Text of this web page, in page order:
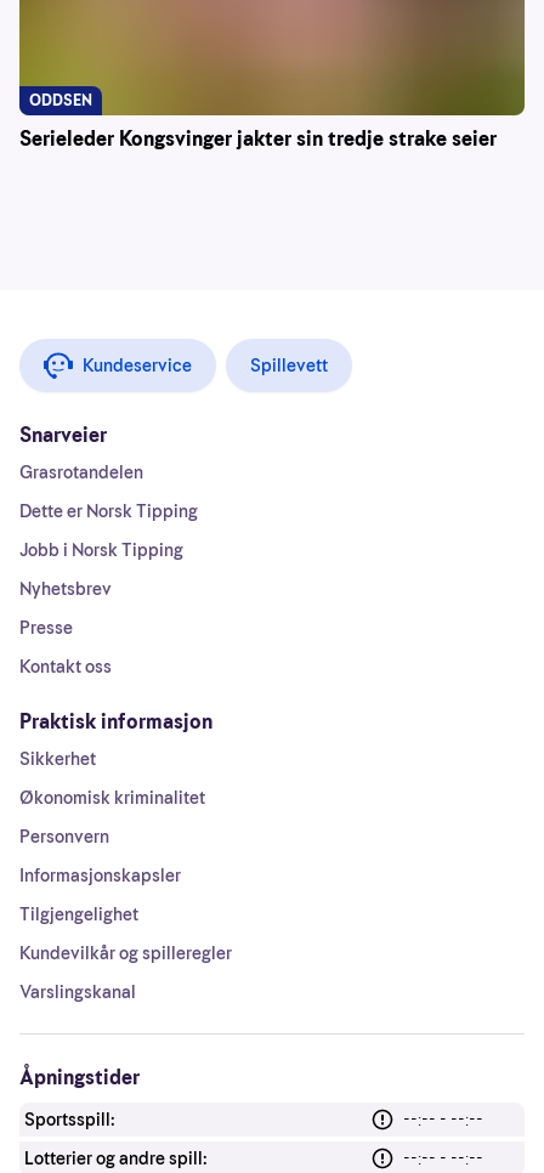
Serieleder Kongsvinger jakter sin tredje strake seier
ODDSEN
Kundeservice Spillevett
Snarveier
Grasrotandelen
Dette er Norsk Tipping
Jobb i Norsk Tipping
Nyhetsbrev
Presse
Kontakt oss
Praktisk informasjon
Sikkerhet
Økonomisk kriminalitet
Personvern
Informasjonskapsler
Tilgjengelighet
Kundevilkår og spilleregler
Varslingskanal
Åpningstider
Sportsspill:
--:-- - --:--
Lotterier og andre spill:
--:-- - --:--